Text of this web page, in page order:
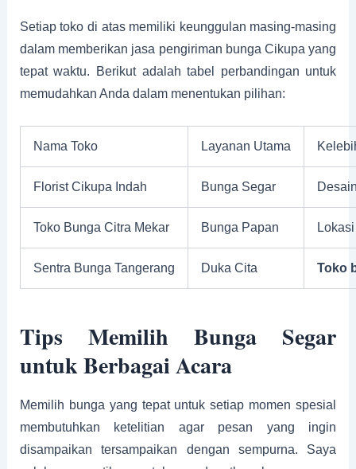
Setiap toko di atas memiliki keunggulan masing-masing
dalam memberikan jasa pengiriman bunga Cikupa yang
tepat waktu. Berikut adalah tabel perbandingan untuk
memudahkan Anda dalam menentukan pilihan:
Nama Toko Layanan Utama
Florist Cikupa Indah Bunga Segar
Toko Bunga Citra Mekar Bunga Papan
Sentra Bunga Tangerang Duka Cita Toko
Tips Memilih Bunga Segar
untuk Berbagai Acara
Memilih bunga yang tepat untuk setiap momen spesial
membutuhkan ketelitian agar pesan yang ingin
disampaikan tersampaikan dengan sempurna. Saya